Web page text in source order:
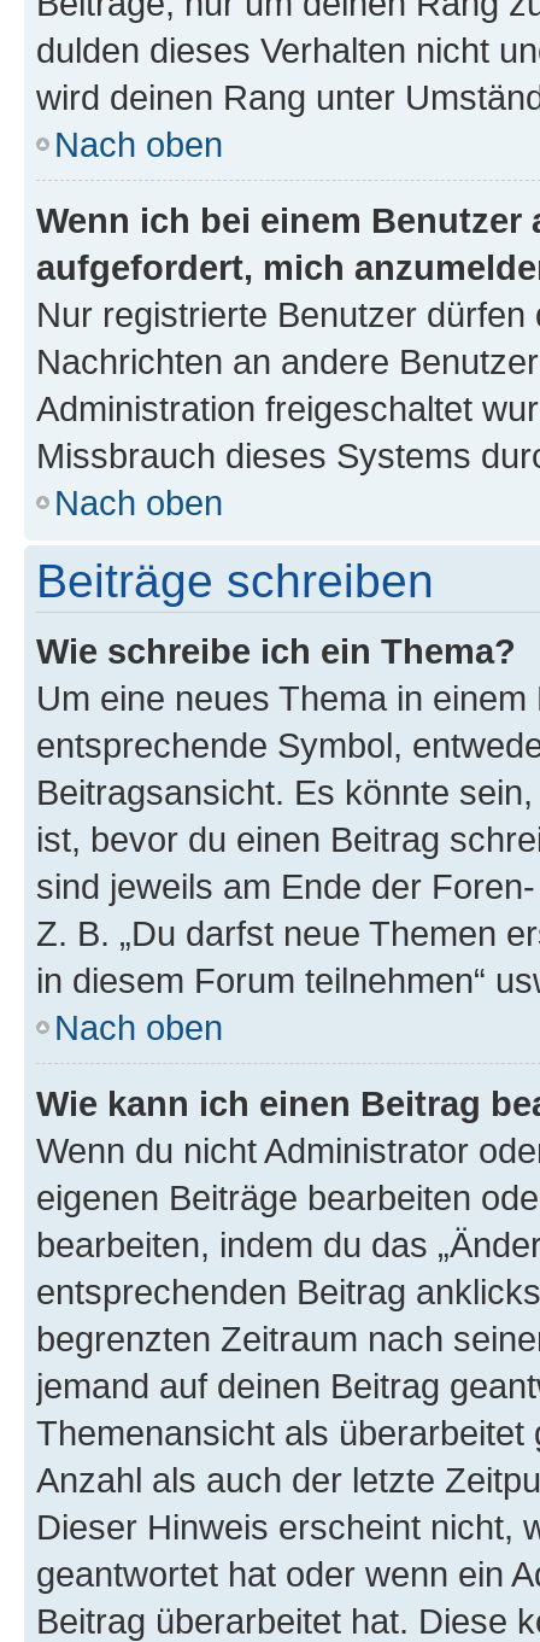
dulden dieses Verhalten nicht
wird deinen Rang unter
Nach oben
Wenn ich bei einem
aufgefordert, mich
Nur registrierte Benutzer
Nachrichten an andere
Administration freigeschaltet
Missbrauch dieses Systems
Nach oben
Beiträge schreiben
Wie schreibe ich ein Thema?
Um eine neues Thema in
entsprechende Symbol,
Beitragsansicht. Es könnte
ist, bevor du einen Beitrag
sind jeweils am Ende der
Z. B. „Du darfst neue Themen
in diesem Forum teilnehmen“
Nach oben
Wie kann ich einen Beitrag
Wenn du nicht Administrator
eigenen Beiträge bearbeiten
bearbeiten, indem du das
entsprechenden Beitrag
begrenzten Zeitraum nach
jemand auf deinen Beitrag
Themenansicht als
Anzahl als auch der letzte
Dieser Hinweis erscheint nicht,
geantwortet hat oder wenn ein
Beitrag überarbeitet hat. Diese